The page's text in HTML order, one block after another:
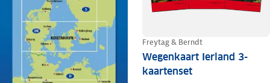
Freytag & Berndt
Wegenkaart Ierland 3-
kaartenset